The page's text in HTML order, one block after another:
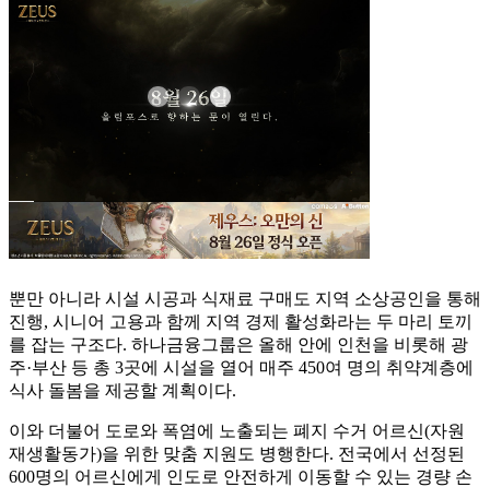
뿐만 아니라 시설 시공과 식재료 구매도 지역 소상공인을 통해
진행, 시니어 고용과 함께 지역 경제 활성화라는 두 마리 토끼
를 잡는 구조다. 하나금융그룹은 올해 안에 인천을 비롯해 광
주·부산 등 총 3곳에 시설을 열어 매주 450여 명의 취약계층에
식사 돌봄을 제공할 계획이다.
이와 더불어 도로와 폭염에 노출되는 폐지 수거 어르신(자원
재생활동가)을 위한 맞춤 지원도 병행한다. 전국에서 선정된
600명의 어르신에게 인도로 안전하게 이동할 수 있는 경량 손